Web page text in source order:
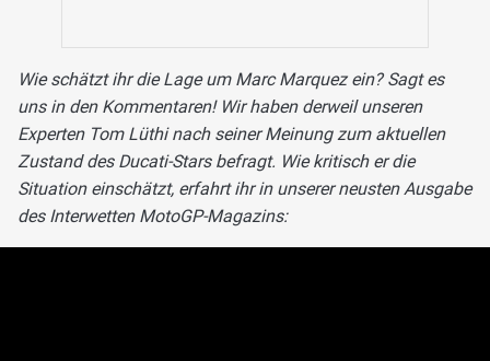
Wie schätzt ihr die Lage um Marc Marquez ein? Sagt es
uns in den Kommentaren! Wir haben derweil unseren
Experten Tom Lüthi nach seiner Meinung zum aktuellen
Zustand des Ducati-Stars befragt. Wie kritisch er die
Situation einschätzt, erfahrt ihr in unserer neusten Ausgabe
des Interwetten MotoGP-Magazins: